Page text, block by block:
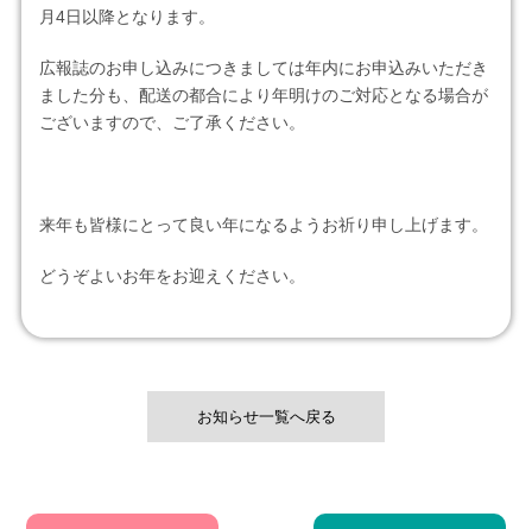
月4日以降となります。
広報誌のお申し込みにつきましては年内にお申込みいただき
ました分も、配送の都合により年明けのご対応となる場合が
ございますので、ご了承ください。
来年も皆様にとって良い年になるようお祈り申し上げます。
どうぞよいお年をお迎えください。
お知らせ一覧へ戻る